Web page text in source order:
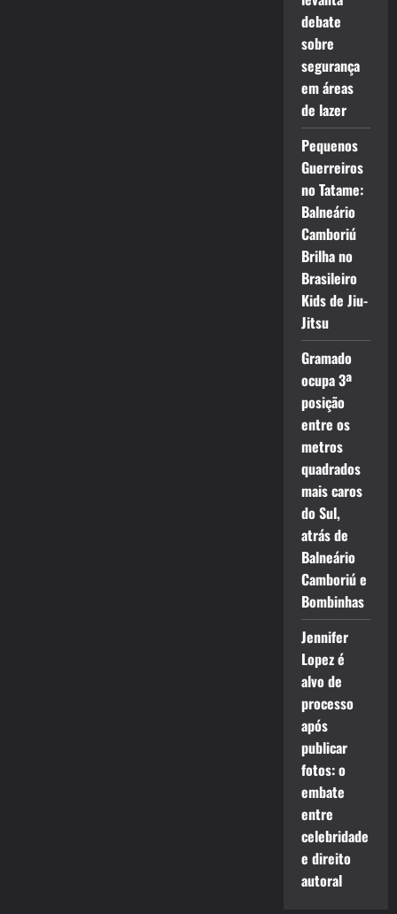
debate
sobre
segurança
em áreas
de lazer
Pequenos
Guerreiros
no Tatame:
Balneário
Camboriú
Brilha no
Brasileiro
Kids de Jiu-
Jitsu
Gramado
ocupa 3ª
posição
entre os
metros
quadrados
mais caros
do Sul,
atrás de
Balneário
Camboriú e
Bombinhas
Jennifer
Lopez é
alvo de
processo
após
publicar
fotos: o
embate
entre
celebridade
e direito
autoral